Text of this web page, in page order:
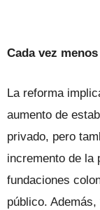
Cada vez
La reforma
aumento de
privado, pero
incremento de la
fundaciones
público.